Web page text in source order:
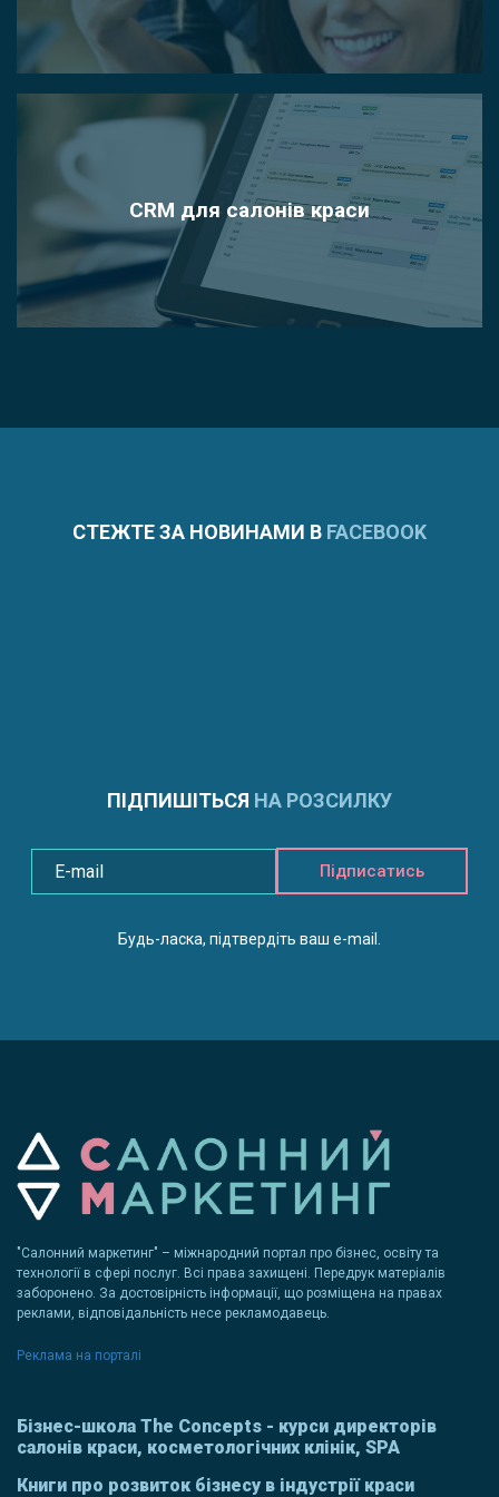
CRM для салонів краси
СТЕЖТЕ ЗА НОВИНАМИ В FACEBOOK
ПІДПИШІТЬСЯ НА РОЗСИЛКУ
Підписатись
Будь-ласка, підтвердіть ваш e-mail.
"Салонний маркетинг" – міжнародний портал про бізнес, освіту та
технології в сфері послуг. Всі права захищені. Передрук матеріалів
заборонено. За достовірність інформації, що розміщена на правах
реклами, відповідальність несе рекламодавець.
Реклама на порталі
Бізнес-школа The Concepts - курси директорів
салонів краси, косметологічних клінік, SPA
Книги про розвиток бізнесу в індустрії краси